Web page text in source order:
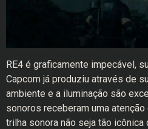
RE4 é graficamente impecável,
Capcom já produziu através de
ambiente e a iluminação são
sonoros receberam uma
trilha sonora não seja tão icônica